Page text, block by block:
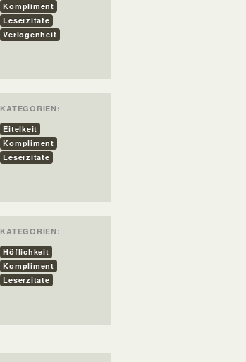
Kompliment
Leserzitate
Verlogenheit
KATEGORIEN:
Eitelkeit
Kompliment
Leserzitate
KATEGORIEN:
Höflichkeit
Kompliment
Leserzitate